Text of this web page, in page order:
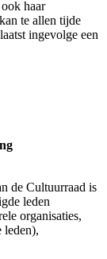
haar
te allen tijde
ingevolge een
de Cultuurraad is
leden
organisaties,
leden),